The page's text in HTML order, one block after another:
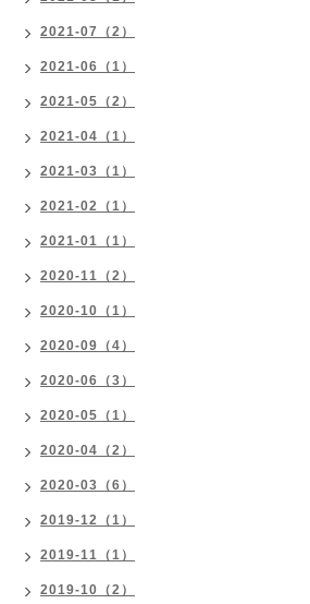
2021-07（2）
2021-06（1）
2021-05（2）
2021-04（1）
2021-03（1）
2021-02（1）
2021-01（1）
2020-11（2）
2020-10（1）
2020-09（4）
2020-06（3）
2020-05（1）
2020-04（2）
2020-03（6）
2019-12（1）
2019-11（1）
2019-10（2）